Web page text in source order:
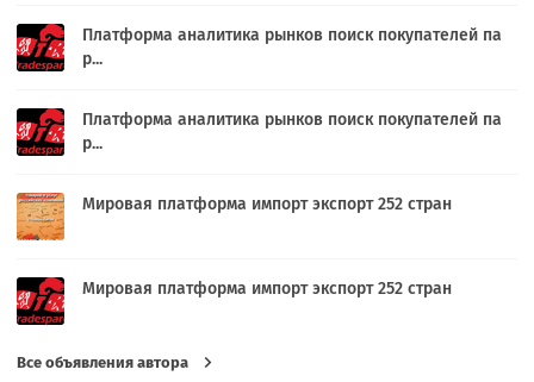
Платформа аналитика рынков поиск покупателей па
р...
Платформа аналитика рынков поиск покупателей па
р...
Мировая платформа импорт экспорт 252 стран
Мировая платформа импорт экспорт 252 стран
Все объявления автора